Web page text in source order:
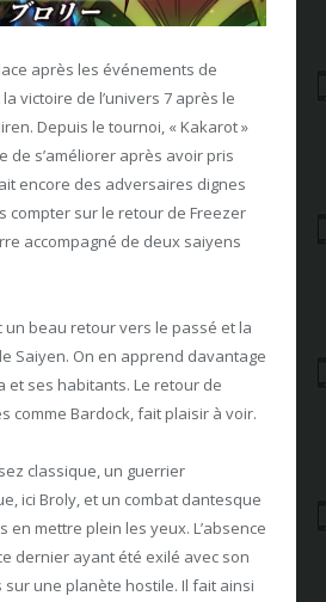
après les événements de
victoire de l’univers 7 après le
Depuis le tournoi, « Kakarot »
de s’améliorer après avoir pris
encore des adversaires dignes
compter sur le retour de Freezer
accompagné de deux saiyens
un beau retour vers le passé et la
Saiyen. On en apprend davantage
et ses habitants. Le retour de
comme Bardock, fait plaisir à voir.
classique, un guerrier
ici Broly, et un combat dantesque
en mettre plein les yeux. L’absence
dernier ayant été exilé avec son
une planète hostile. Il fait ainsi